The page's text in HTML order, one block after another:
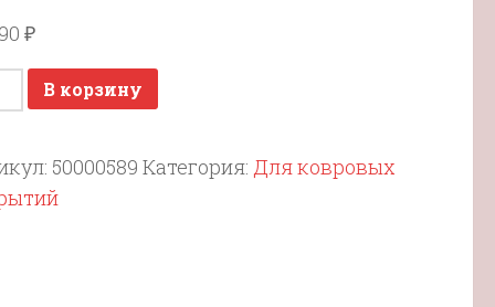
₽
В корзину
50000589 Категория: Для ковровых